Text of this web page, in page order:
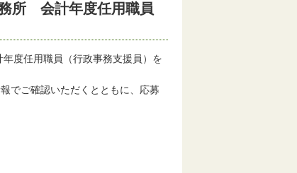
務所 会計年度任用職員
度任用職員（行政事務支援員）を
でご確認いただくとともに、応募